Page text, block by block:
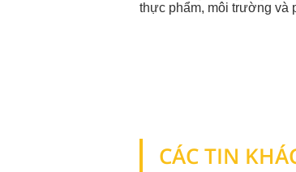
thực phẩm, môi trường và
CÁC TIN